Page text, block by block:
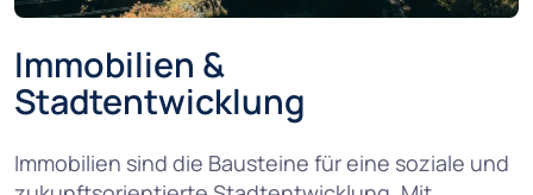
Immobilien &
Stadtentwicklung
Immobilien sind die Bausteine für eine soziale und